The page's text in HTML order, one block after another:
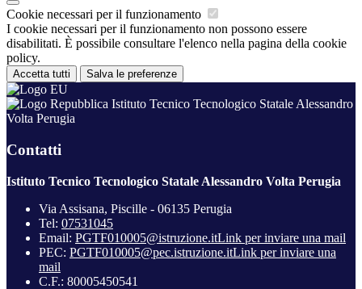
Cookie necessari per il funzionamento
I cookie necessari per il funzionamento non possono essere
disabilitati. È possibile consultare l'elenco nella pagina della cookie
policy.
Accetta tutti Salva le preferenze
Istituto Tecnico Tecnologico Statale Alessandro
Volta Perugia
Contatti
Istituto Tecnico Tecnologico Statale Alessandro Volta Perugia
Via Assisana, Piscille - 06135 Perugia
Tel: 07531045
Email: PGTF010005@istruzione.itLink per inviare una mail
PEC: PGTF010005@pec.istruzione.itLink per inviare una
mail
C.F.: 80005450541